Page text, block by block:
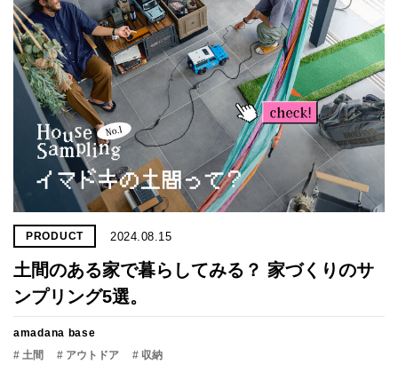
PRODUCT 2024.08.15
土間のある家で暮らしてみる？ 家づくりのサ
ンプリング5選。
amadana base
# 土間
# アウトドア # 収納